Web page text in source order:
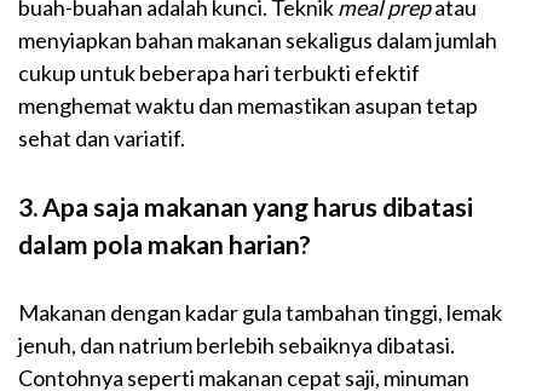
buah-buahan adalah kunci. Teknikmeal prepatau
menyiapkan bahan makanan sekaligus dalam jumlah
cukup untuk beberapa hari terbukti efektif
menghemat waktu dan memastikan asupan tetap
sehat dan variatif.
3. Apa saja makanan yang harus dibatasi
dalam pola makan harian?
Makanan dengan kadar gula tambahan tinggi, lemak
jenuh, dan natrium berlebih sebaiknya dibatasi.
Contohnya seperti makanan cepat saji, minuman